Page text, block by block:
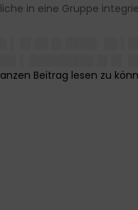
in eine Gruppe